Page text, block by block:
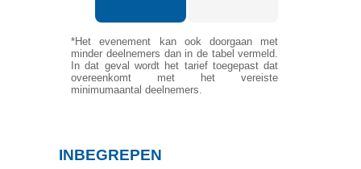
*Het evenement kan ook doorgaan met
minder deelnemers dan in de tabel vermeld.
In dat geval wordt het tarief toegepast dat
overeenkomt met het vereiste
minimumaantal deelnemers.
INBEGREPEN